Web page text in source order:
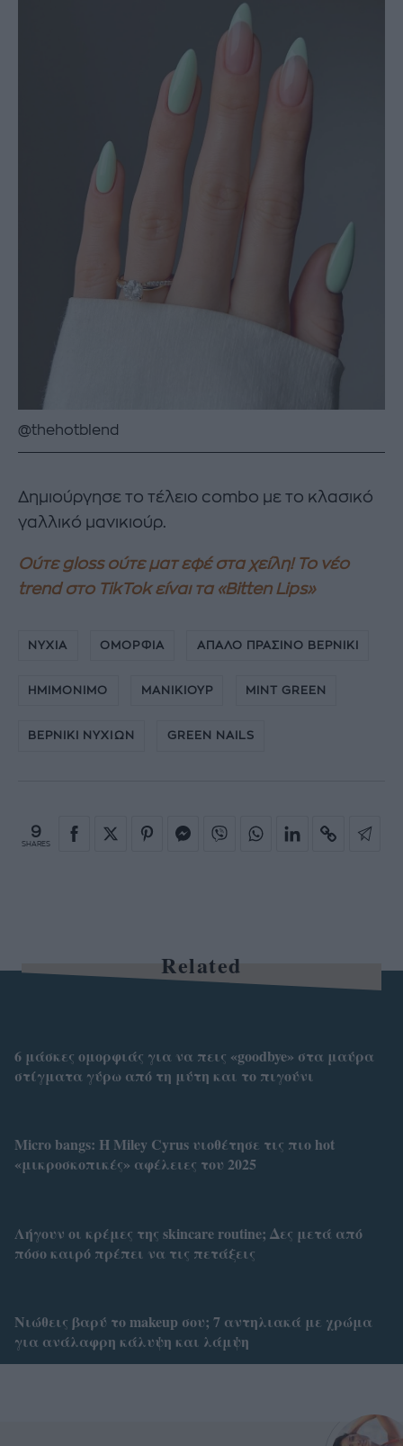
@thehotblend
Δημιούργησε το τέλειο combo με το κλασικό
γαλλικό μανικιούρ.
Ούτε gloss ούτε ματ εφέ στα χείλη! Το νέο
trend στο TikTok είναι τα «Bitten Lips»
ΝΥΧΙΑ ΟΜΟΡΦΙΑ ΑΠΑΛΟ ΠΡΑΣΙΝΟ ΒΕΡΝΙΚΙ
ΗΜΙΜΟΝΙΜΟ ΜΑΝΙΚΙΟΥΡ MINT GREEN
ΒΕΡΝΙΚΙ ΝΥΧΙΩΝ GREEN NAILS
9
SHARES
Related
6 μάσκες ομορφιάς για να πεις «goodbye» στα μαύρα
στίγματα γύρω από τη μύτη και το πιγούνι
Micro bangs: Η Miley Cyrus υιοθέτησε τις πιο hot
«μικροσκοπικές» αφέλειες του 2025
Λήγουν οι κρέμες της skincare routine; Δες μετά από
πόσο καιρό πρέπει να τις πετάξεις
Νιώθεις βαρύ το makeup σου; 7 αντηλιακά με χρώμα
για ανάλαφρη κάλυψη και λάμψη